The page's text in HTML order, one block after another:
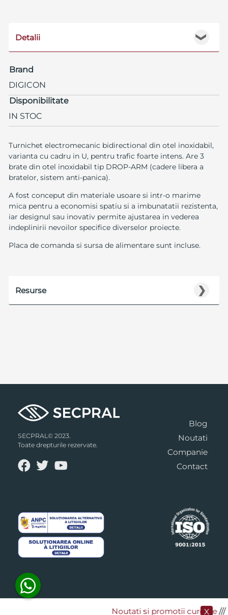
Noutati si promotii curente​///
X
❯
Detalii
Brand
DIGICON
Disponibilitate
IN STOC
Turnichet electromecanic bidirectional din otel inoxidabil,
varianta cu cadru in U, pentru trafic foarte intens. Are 3
brate din otel inoxidabil tip DROP-ARM (cadere libera a
bratelor, sistem anti-panica).
A fost conceput din materiale usoare si intr-o marime
mica pentru a economisi spatiu si a imbunatatii rezistenta,
iar designul sau inovativ permite ajustarea in vederea
indeplinirii nevoilor specifice diverselor proiecte.
Placa de comanda si sursa de alimentare sunt incluse.
❯
Resurse
SECPRAL© 2023.
Toate drepturile rezervate.
Blog
Noutati
Companie
Contact